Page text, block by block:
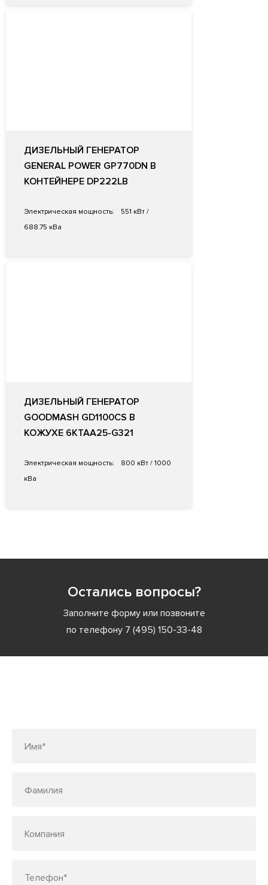
ДИЗЕЛЬНЫЙ ГЕНЕРАТОР
GENERAL POWER GP770DN В
КОНТЕЙНЕРЕ DP222LB
Электрическая мощность:
551 кВт /
688.75 кВа
ДИЗЕЛЬНЫЙ ГЕНЕРАТОР
GOODMASH GD1100CS В
КОЖУХЕ 6KTAA25-G321
Электрическая мощность:
800 кВт / 1000
кВа
Остались вопросы?
Заполните форму или позвоните
по телефону 7 (495) 150-33-48
Имя*
Фамилия
Компания
Телефон*